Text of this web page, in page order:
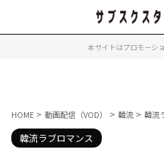
本サイトはプロモーシ
HOME > 動画配信（VOD） > 韓流 > 韓流
韓流ラブロマンス